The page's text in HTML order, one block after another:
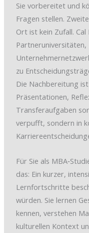
Sie vorbereitet und
Fragen stellen.
Ort ist kein Zufall.
zu
Die Nachbereitung
Präsentationen,
Transferaufgaben
verpufft, sondern in
Für Sie als
das: Ein kurzer,
Lernfortschritte
würden. Sie lernen
kennen, verstehen
kulturellen Kontext